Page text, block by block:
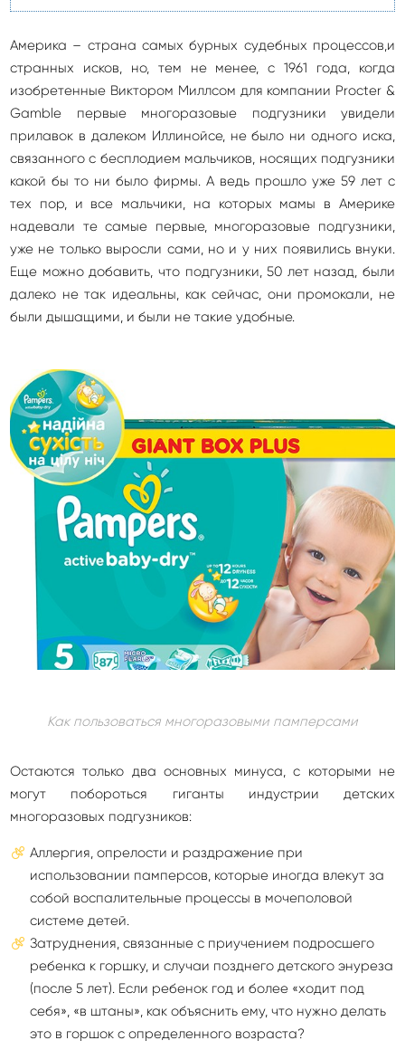
Америка – страна самых бурных судебных процессов,и
странных исков, но, тем не менее, с 1961 года, когда
изобретенные Виктором Миллсом для компании Procter &
Gamble первые многоразовые подгузники увидели
прилавок в далеком Иллинойсе, не было ни одного иска,
связанного с бесплодием мальчиков, носящих подгузники
какой бы то ни было фирмы. А ведь прошло уже 59 лет с
тех пор, и все мальчики, на которых мамы в Америке
надевали те самые первые, многоразовые подгузники,
уже не только выросли сами, но и у них появились внуки.
Еще можно добавить, что подгузники, 50 лет назад, были
далеко не так идеальны, как сейчас, они промокали, не
были дышащими, и были не такие удобные.
Как пользоваться многоразовыми памперсами
Остаются только два основных минуса, с которыми не
могут побороться гиганты индустрии детских
многоразовых подгузников:
Аллергия, опрелости и раздражение при
использовании памперсов, которые иногда влекут за
собой воспалительные процессы в мочеполовой
системе детей.
Затруднения, связанные с приучением подросшего
ребенка к горшку, и случаи позднего детского энуреза
(после 5 лет). Если ребенок год и более «ходит под
себя», «в штаны», как объяснить ему, что нужно делать
это в горшок с определенного возраста?